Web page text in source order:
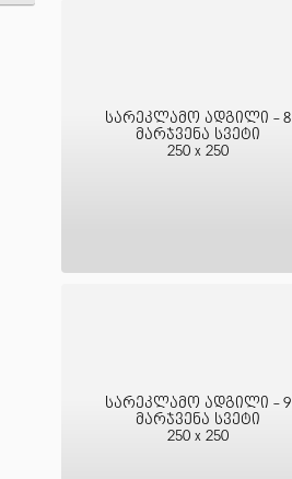
სარეკლამო ადგილი - 8
მარჯვენა სვეტი
250 x 250
სარეკლამო ადგილი - 9
მარჯვენა სვეტი
250 x 250